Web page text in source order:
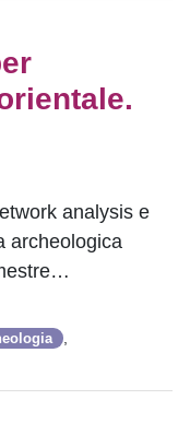
analysis e
archeologica